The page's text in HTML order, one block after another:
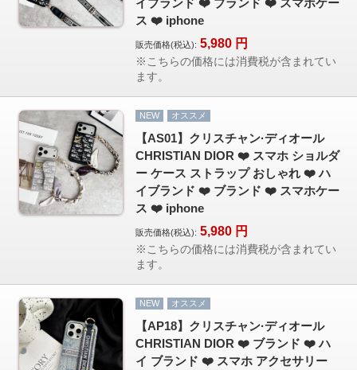
ス ❤️ iphone
販売価格(税込): 5,980 円
※こちらの価格には消費税が含まれてい
ます。
NEW オススメ
【AS01】クリスチャン·ディオール
CHRISTIAN DIOR ❤️ スマホ ショルダ
ー ケース ストラップ おしゃれ ❤️ ハ
イブランド ❤️ ブランド ❤️ スマホケー
ス ❤️ iphone
販売価格(税込): 5,980 円
※こちらの価格には消費税が含まれてい
ます。
NEW オススメ
【AP18】クリスチャン·ディオール
CHRISTIAN DIOR ❤️ ブランド ❤️ ハ
イ ブランド ❤️ スマホ アクセサリー